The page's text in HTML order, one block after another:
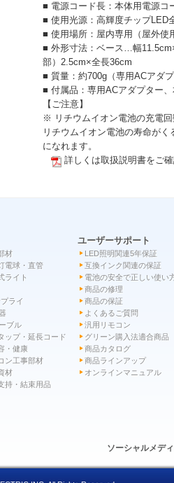
■ 電源コード長：本体用電源
■ 使用光源：高輝度チップLED
■ 使用場所：屋内専用（屋外使
■ 外形寸法：ベース…幅
部）2.5cm×全長36cm
■ 質量：約700g（専用ACアダ
■ 付属品：専用ACアダプター
【ご注意】
※ リチウムイオン電池の充電
リチウムイオン電池の寿命が
になれます。
詳しくは取扱説明書をご
材
電球・直管
ライト
ライ
ブル
ップ・延長コード
・健康
ン工事部材
材
持・結束用品
ユーザーサポート
LED照明関連5年保証
互換インク関連の保証
電池の安全で正しい使い
商品の修理
商品の保証
よくあるご質問
汎用リモコン
グリーン購入法適合商品
商品カタログ
商品ラインアップ
オンラインマニュアル
ソーシャルメデ